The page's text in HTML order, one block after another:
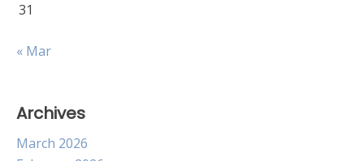
31
« Mar
Archives
March 2026